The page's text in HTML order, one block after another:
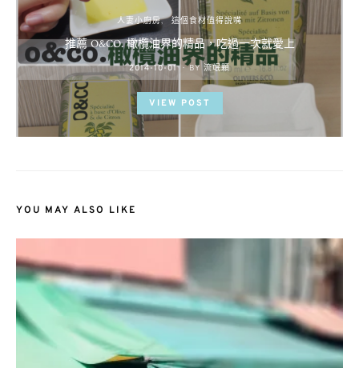
人妻小廚房 這個食材值得說嘴
推薦 O&CO. 橄欖油界的精品，吃過一次就愛上
POSTED
ON
2014-10-01 BY 流氓顆
VIEW POST
YOU MAY ALSO LIKE